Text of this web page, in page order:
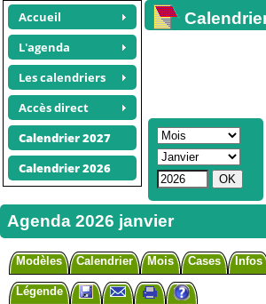
Accueil
L'agenda
Les calendriers
Accès direct
Calendrier 2027
Calendrier 2026
Agenda 2026 janvier
Modèles Calendrier Mois Cases Infos
Légende